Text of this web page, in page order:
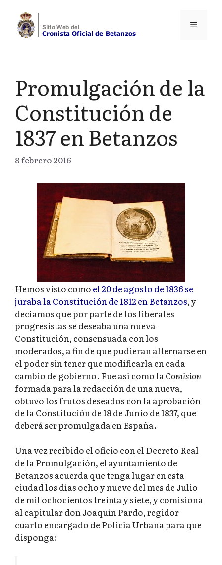
contenido
Menú
Promulgación de la
Constitución de
1837 en Betanzos
8 febrero 2016
Hemos visto como el 20 de agosto de 1836 se
juraba la Constitución de 1812 en Betanzos, y
decíamos que por parte de los liberales
progresistas se deseaba una nueva
Constitución, consensuada con los
moderados, a fin de que pudieran alternarse en
el poder sin tener que modificarla en cada
cambio de gobierno. Fue así como la Comision
formada para la redacción de una nueva,
obtuvo los frutos deseados con la aprobación
de la Constitución de 18 de Junio de 1837, que
deberá ser promulgada en España.
Una vez recibido el oficio con el Decreto Real
de la Promulgación, el ayuntamiento de
Betanzos acuerda que tenga lugar en esta
ciudad los días ocho y nueve del mes de Julio
de mil ochocientos treinta y siete, y comisiona
al capitular don Joaquín Pardo, regidor
cuarto encargado de Policía Urbana para que
disponga: